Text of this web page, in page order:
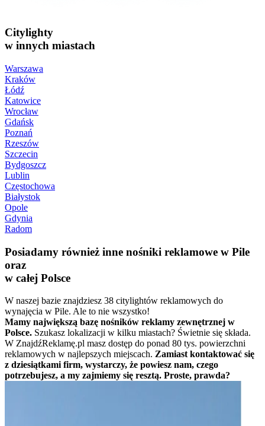
Citylighty
w innych miastach
Warszawa
Kraków
Łódź
Katowice
Wrocław
Gdańsk
Poznań
Rzeszów
Szczecin
Bydgoszcz
Lublin
Częstochowa
Białystok
Opole
Gdynia
Radom
Posiadamy również inne nośniki reklamowe w Pile
oraz
w całej Polsce
W naszej bazie znajdziesz 38 citylightów reklamowych do
wynajęcia w Pile. Ale to nie wszystko!
Mamy największą bazę nośników reklamy zewnętrznej w
Polsce. Szukasz lokalizacji w kilku miastach? Świetnie się składa.
W ZnajdźReklamę.pl masz dostęp do ponad 80 tys. powierzchni
reklamowych w najlepszych miejscach. Zamiast kontaktować się
z dziesiątkami firm, wystarczy, że powiesz nam, czego
potrzebujesz, a my zajmiemy się resztą. Proste, prawda?